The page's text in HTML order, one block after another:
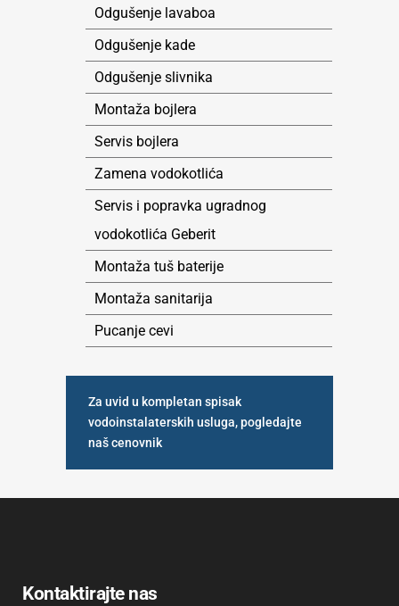
Odgušenje lavaboa
Odgušenje kade
Odgušenje slivnika
Montaža bojlera
Servis bojlera
Zamena vodokotlića
Servis i popravka ugradnog
vodokotlića Geberit
Montaža tuš baterije
Montaža sanitarija
Pucanje cevi
Za uvid u kompletan spisak
vodoinstalaterskih usluga, pogledajte
naš cenovnik
Kontaktirajte nas